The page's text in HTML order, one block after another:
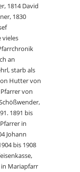
1814 David
1830
vieles
an
starb als
Hutter von
von
1891 bis
in
Johann
bis 1908
Mariapfarr